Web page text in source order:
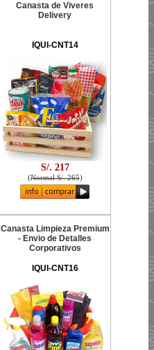
Canasta de Viveres
Delivery
IQUI-CNT14
S/. 217
(Normal S/. 265)
Canasta Limpieza Premium
- Envio de Detalles
Corporativos
IQUI-CNT16